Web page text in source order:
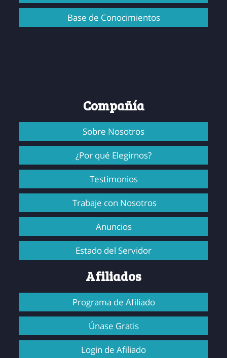
Base de Conocimientos
Compañía
Sobre Nosotros
¿Por qué Elegirnos?
Testimonios
Trabaje con Nosotros
Anuncios
Estado del Servidor
Afiliados
Programa de Afiliado
Únase Gratis
Login de Afiliado